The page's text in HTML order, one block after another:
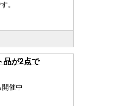
。
品が2点で
開催中